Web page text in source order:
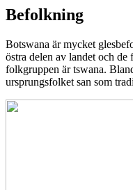
Befolkning
Botswana är mycket
östra delen av landet och de
folkgruppen är tswana.
ursprungsfolket san som